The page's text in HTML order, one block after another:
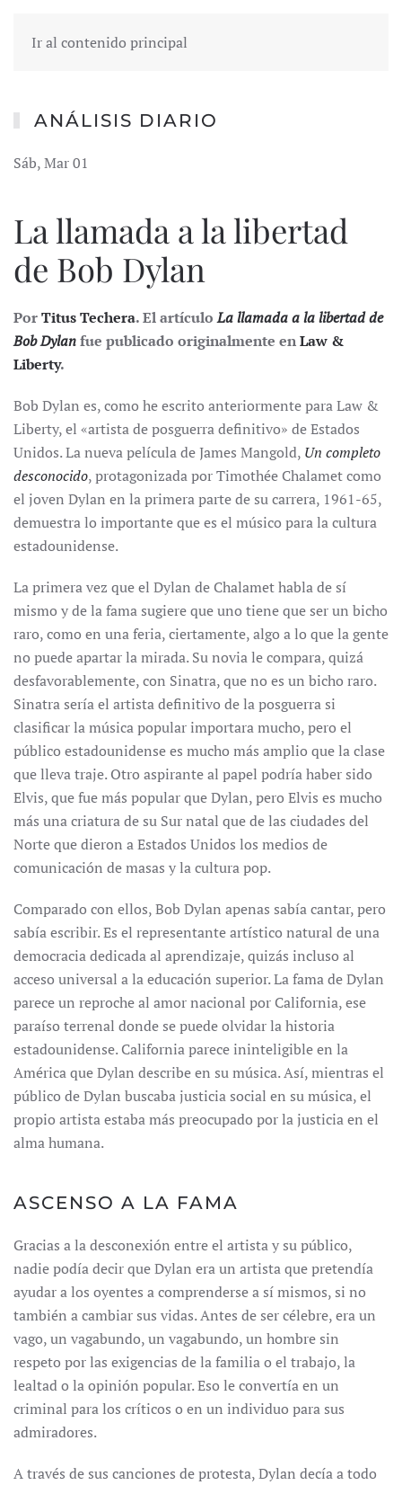
Ir al contenido principal
ANÁLISIS DIARIO
Sáb, Mar 01
La llamada a la libertad
de Bob Dylan
PorTitus Techera. El artículoLa llamada a la libertad de
Bob Dylanfue publicado originalmente enLaw &
Liberty.
Bob Dylan es, como he escrito anteriormente para Law &
Liberty, el «artista de posguerra definitivo» de Estados
Unidos. La nueva película de James Mangold, Un completo
desconocido, protagonizada por Timothée Chalamet como
el joven Dylan en la primera parte de su carrera, 1961-65,
demuestra lo importante que es el músico para la cultura
estadounidense.
La primera vez que el Dylan de Chalamet habla de sí
mismo y de la fama sugiere que uno tiene que ser un bicho
raro, como en una feria, ciertamente, algo a lo que la gente
no puede apartar la mirada. Su novia le compara, quizá
desfavorablemente, con Sinatra, que no es un bicho raro.
Sinatra sería el artista definitivo de la posguerra si
clasificar la música popular importara mucho, pero el
público estadounidense es mucho más amplio que la clase
que lleva traje. Otro aspirante al papel podría haber sido
Elvis, que fue más popular que Dylan, pero Elvis es mucho
más una criatura de su Sur natal que de las ciudades del
Norte que dieron a Estados Unidos los medios de
comunicación de masas y la cultura pop.
Comparado con ellos, Bob Dylan apenas sabía cantar, pero
sabía escribir. Es el representante artístico natural de una
democracia dedicada al aprendizaje, quizás incluso al
acceso universal a la educación superior. La fama de Dylan
parece un reproche al amor nacional por California, ese
paraíso terrenal donde se puede olvidar la historia
estadounidense. California parece ininteligible en la
América que Dylan describe en su música. Así, mientras el
público de Dylan buscaba justicia social en su música, el
propio artista estaba más preocupado por la justicia en el
alma humana.
ASCENSO A LA FAMA
Gracias a la desconexión entre el artista y su público,
nadie podía decir que Dylan era un artista que pretendía
ayudar a los oyentes a comprenderse a sí mismos, si no
también a cambiar sus vidas. Antes de ser célebre, era un
vago, un vagabundo, un vagabundo, un hombre sin
respeto por las exigencias de la familia o el trabajo, la
lealtad o la opinión popular. Eso le convertía en un
criminal para los críticos o en un individuo para sus
admiradores.
A través de sus canciones de protesta, Dylan decía a todo